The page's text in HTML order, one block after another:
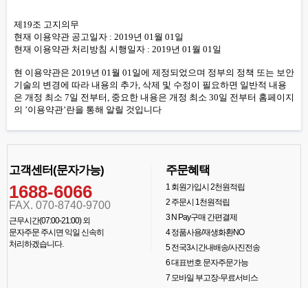
제19조 고지의무
현재 이용약관 공고일자 : 2019년 01월 01일
현재 이용약관 처리방침 시행일자 : 2019년 01월 01일
현 이용약관은 2019년 01월 01일에 제정되었으며 정부의 정책 또는 보안
기술의 변경에 따라 내용의 추가, 삭제 및 수정이 필요하면 일반적 내용
은 개정 최소 7일 전부터, 중요한 내용은 개정 최소 30일 전부터 홈페이지
의 ’이용약관’란을 통해 알릴 것입니다
고객센터(문자가능)
1688-6066
FAX. 070-8740-9700
근무시간(07:00-21:00) 외
문자주문 주시면 익일 신속히
처리하겠습니다.
주문혜택
1회원가입시 2천원적립
2주문시 1천원적립
3N Pay구매 간편결제
4정품사용/재생화환NO
5전국3시간내배송/사진전송
6대표번호 문자주문가능
7모바일 부고장-무료서비스